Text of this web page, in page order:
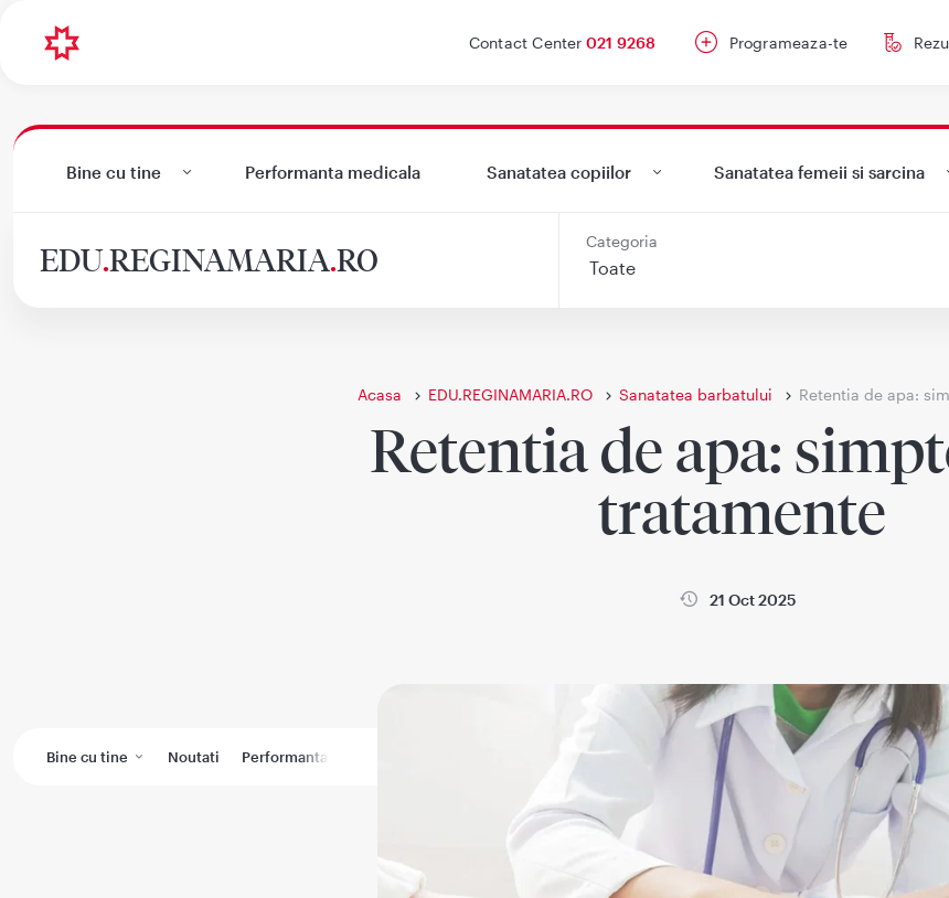
Contact Center 021 9268 Programeaza-te
Bine cu tine Performanta medicala Sanatatea copiilor Sanatatea femeii si sarcina
EDU.REGINAMARIA.RO Categoria
Acasa EDU.REGINAMARIA.RO Sanatatea barbatului Retentia de apa:
Retentia de apa:
tratamente
21 Oct 2025
Bine cu tine Noutati Performanta medicala Sanatatea copiilor Sanatatea femeii si sarcina